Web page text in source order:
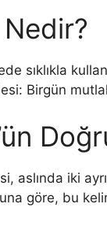
sıklıkla
Birgün
aslında iki
göre, bu